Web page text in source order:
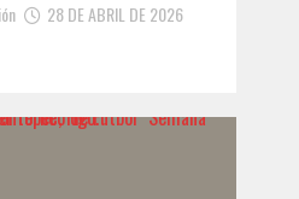
28 DE ABRIL DE 2026